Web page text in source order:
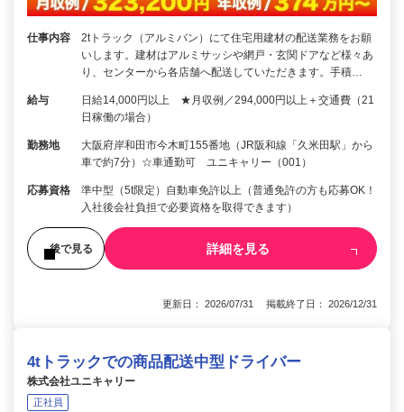
仕事内容
2tトラック（アルミバン）にて住宅用建材の配送業務をお願
いします。建材はアルミサッシや網戸・玄関ドアなど様々あ
り、センターから各店舗へ配送していただきます。手積…
給与
日給14,000円以上 ★月収例／294,000円以上＋交通費（21
日稼働の場合）
勤務地
大阪府岸和田市今木町155番地（JR阪和線「久米田駅」から
車で約7分）☆車通勤可 ユニキャリー（001）
応募資格
準中型（5t限定）自動車免許以上（普通免許の方も応募OK！
入社後会社負担で必要資格を取得できます）
後で見る 詳細を見る
更新日： 2026/07/31 掲載終了日： 2026/12/31
4tトラックでの商品配送中型ドライバー
株式会社ユニキャリー
正社員